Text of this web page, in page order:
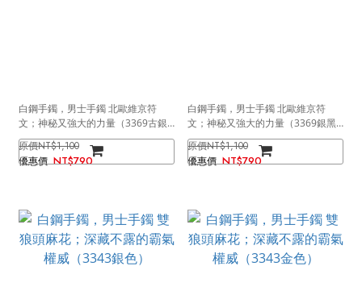
白鋼手鐲，男士手鐲 北歐維京符
文；神秘又強大的力量（3369古銀
色）
NT$1,100
NT$790
白鋼手鐲，男士手鐲 北歐維京符
文；神秘又強大的力量（3369銀黑
色）
NT$1,100
NT$790